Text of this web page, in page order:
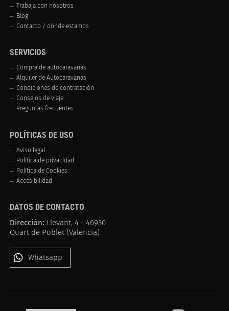
Trabaja con nosotros
Blog
Contacto / dónde estamos
SERVICIOS
Compra de autocaravanas
Alquiler de Autocaravanas
Condiciones de contratación
Consejos de viaje
Preguntas frecuentes
POLÍTICAS DE USO
Aviso legal
Política de privacidad
Política de Cookies
Accesibilidad
DATOS DE CONTACTO
Dirección: Llevant, 4 - 46930
Quart de Poblet (Valencia)
Whatsapp